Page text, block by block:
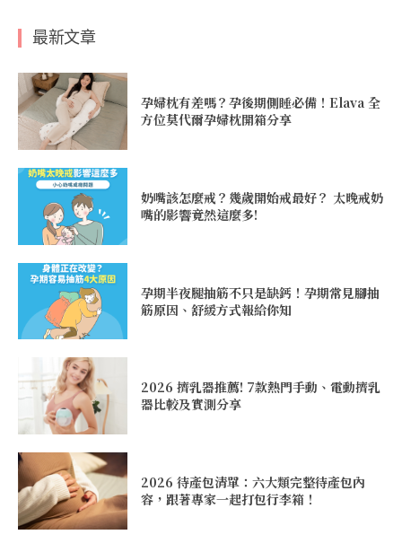
最新文章
孕婦枕有差嗎？孕後期側睡必備！Elava 全
方位莫代爾孕婦枕開箱分享
奶嘴該怎麼戒？幾歲開始戒最好？ 太晚戒奶
嘴的影響竟然這麼多!
孕期半夜腿抽筋不只是缺鈣！孕期常見腳抽
筋原因、舒緩方式報給你知
2026 擠乳器推薦! 7款熱門手動、電動擠乳
器比較及實測分享
2026 待產包清單：六大類完整待產包內
容，跟著專家一起打包行李箱！